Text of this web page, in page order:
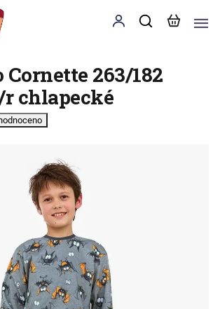
Cornette 263/182
chlapecké